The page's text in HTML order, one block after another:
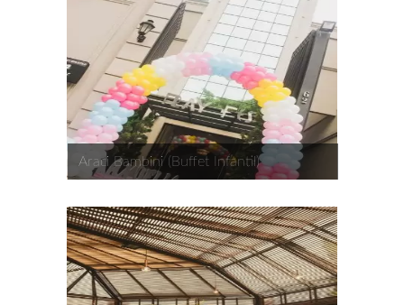
Araci Bambini (Buffet Infantil)